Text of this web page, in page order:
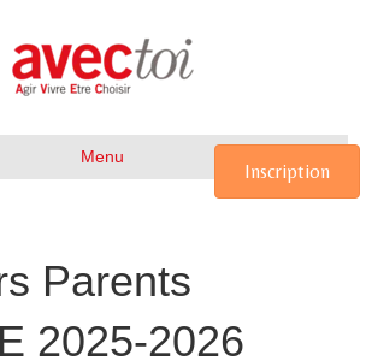
Menu
Parents
2025-2026
Inscription